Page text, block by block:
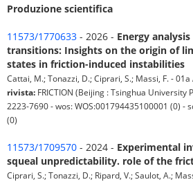
Produzione scientifica
11573/1770633 - 2026 - Energy
transitions: Insights on the origin of
states in friction-induced instabilities
Cattai, M.; Tonazzi, D.; Ciprari, S.; Massi, F. -
rivista: FRICTION (Beijing : Tsinghua University
2223-7690 - wos: WOS:001794435100001 (0) -
(0)
11573/1709570 - 2024 - Experimental
squeal unpredictability. role of the
Ciprari, S.; Tonazzi, D.; Ripard, V.; Saulot, A.;